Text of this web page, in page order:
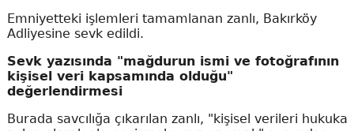
Emniyetteki işlemleri tamamlanan zanlı, Bakırköy
Adliyesine sevk edildi.
Sevk yazısında "mağdurun ismi ve fotoğrafının
kişisel veri kapsamında olduğu"
değerlendirmesi
Burada savcılığa çıkarılan zanlı, "kişisel verileri hukuka